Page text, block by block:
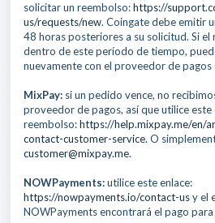
solicitar un reembolso:https://
us/requests/new. Coingate debe emitir
48 horas posteriores a su solicitud. Si
dentro de este período de tiempo,
nuevamente con el proveedor de pagos
MixPay: si un pedido vence, no
proveedor de pagos, así que utilice este
reembolso:https://help.mixpay.me/en/
contact-customer-service. O
customer@mixpay.me.
NOWPayments:utilice este enlace:
https://nowpayments.io/contact-usy el
NOWPayments encontrará el pago